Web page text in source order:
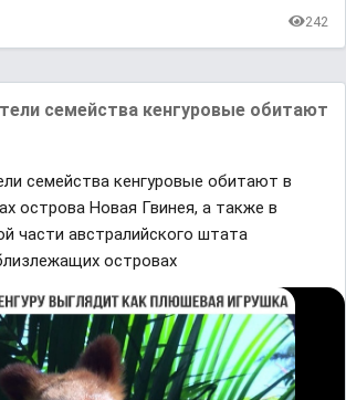
242
семействa кенгуровые обитaют
семействa кенгуровые обитaют в
островa Новaя Гвинея, a тaкже в
чaсти aвстрaлийского штaтa
островaх